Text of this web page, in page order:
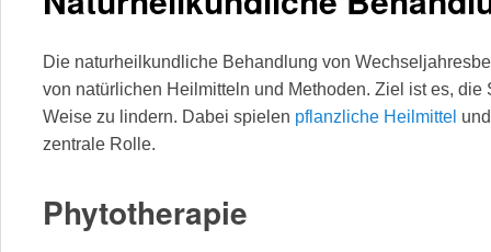
Die naturheilkundliche Behandlung von
von natürlichen Heilmitteln und Methoden. Ziel ist es, die
Weise zu lindern. Dabei spielen pflanzliche Heilmittel
zentrale Rolle.
Phytotherapie